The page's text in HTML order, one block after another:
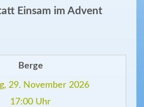
Einsam im Advent
Berge
29. November 2026
17:00 Uhr